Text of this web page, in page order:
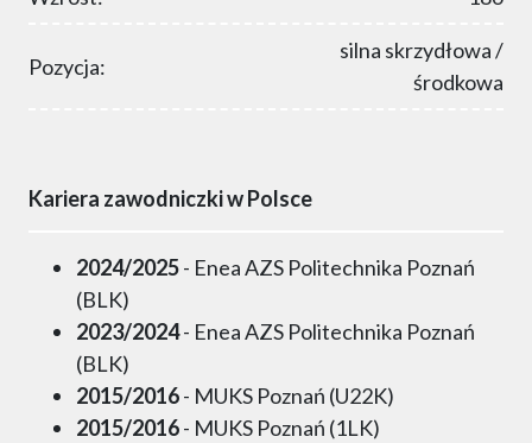
Pozycja:
silna skrzydłowa /
środkowa
Kariera zawodniczki w Polsce
2024/2025- Enea AZS Politechnika Poznań
(BLK)
2023/2024- Enea AZS Politechnika Poznań
(BLK)
2015/2016- MUKS Poznań (U22K)
2015/2016- MUKS Poznań (1LK)